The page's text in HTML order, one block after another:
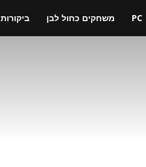
ביקורות משחקים כחול לבן PC